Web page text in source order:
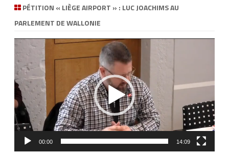
PÉTITION « LIÈGE AIRPORT » : LUC JOACHIMS AU
PARLEMENT DE WALLONIE
Lecteur
vidéo
00:00 14:09